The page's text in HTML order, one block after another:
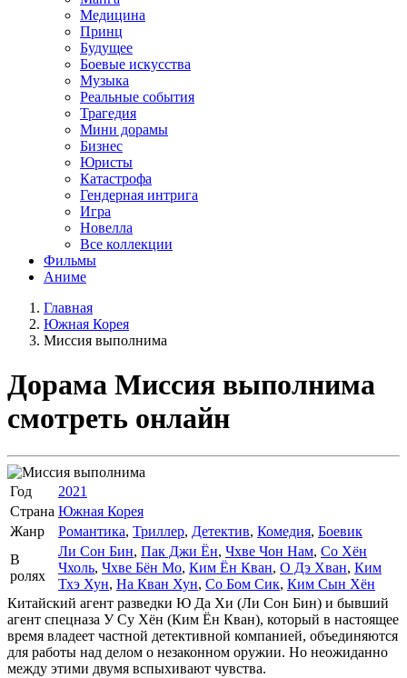
Медицина
Принц
Будущее
Боевые искусства
Музыка
Реальные события
Трагедия
Мини дорамы
Бизнес
Юристы
Катастрофа
Гендерная интрига
Игра
Новелла
Все коллекции
Фильмы
Аниме
Главная
Южная Корея
Миссия выполнима
Дорама Миссия выполнима
смотреть онлайн
Год
2021
Страна Южная Корея
Жанр
Романтика, Триллер, Детектив, Комедия, Боевик
В
ролях
Ли Сон Бин, Пак Джи Ён, Чхве Чон Нам, Со Хён
Чхоль, Чхве Бён Мо, Ким Ён Кван, О Дэ Хван, Ким
Тхэ Хун, На Кван Хун, Со Бом Сик, Ким Сын Хён
Китайский агент разведки Ю Да Хи (Ли Сон Бин) и бывший
агент спецназа У Су Хён (Ким Ён Кван), который в настоящее
время владеет частной детективной компанией, объединяются
для работы над делом о незаконном оружии. Но неожиданно
между этими двумя вспыхивают чувства.